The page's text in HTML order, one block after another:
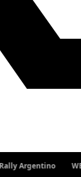
WEC